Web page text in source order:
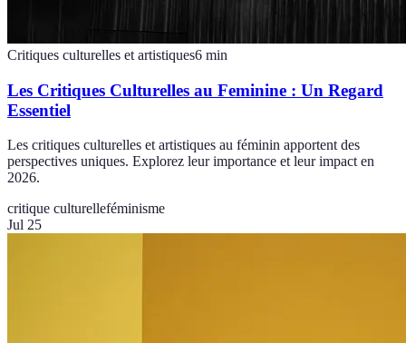
Critiques culturelles et artistiques6 min
Les Critiques Culturelles au Feminine : Un Regard
Essentiel
Les critiques culturelles et artistiques au féminin apportent des
perspectives uniques. Explorez leur importance et leur impact en
2026.
critique culturelleféminisme
Jul 25